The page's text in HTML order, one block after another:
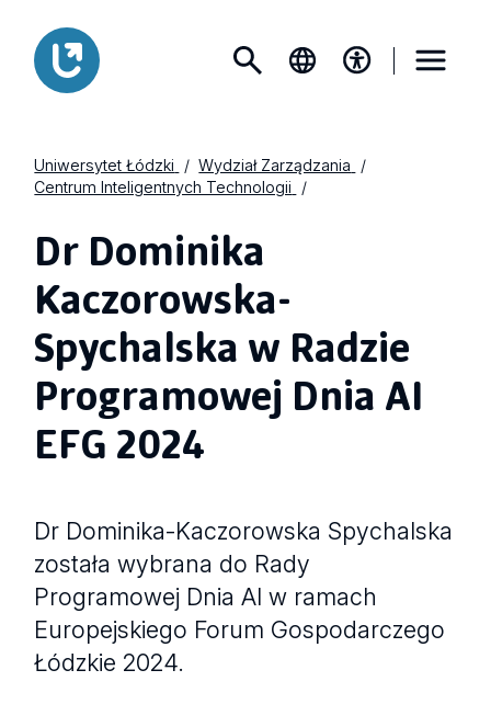
Uniwersytet Łódzki
Wydział Zarządzania
Centrum Inteligentnych Technologii
Dr Dominika
Kaczorowska-
Spychalska w Radzie
Programowej Dnia AI
EFG 2024
Dr Dominika-Kaczorowska Spychalska
została wybrana do Rady
Programowej Dnia AI w ramach
Europejskiego Forum Gospodarczego
Łódzkie 2024.